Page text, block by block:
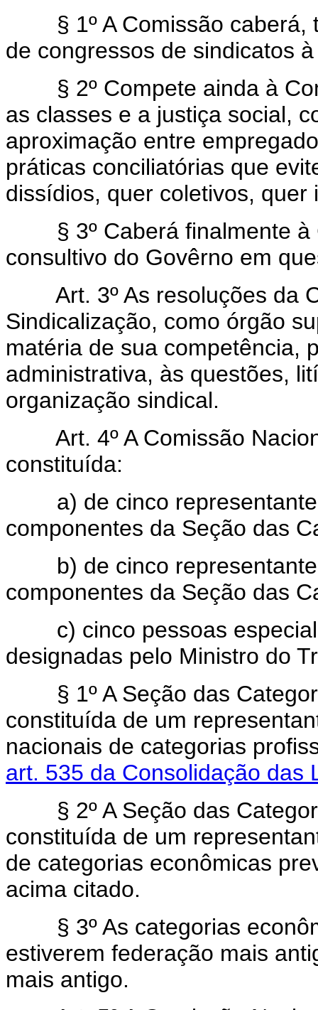
§ 1º A Comissão caberá,
de congressos de sindicatos
§ 2º Compete ainda à
as classes e a justiça social,
aproximação entre
práticas conciliatórias que
dissídios, quer coletivos, quer
§ 3º Caberá finalmente à
consultivo do Govêrno em
Art. 3º As resoluções da
Sindicalização, como órgão
matéria de sua competência,
administrativa, às questões,
organização sindical.
Art. 4º A Comissão
constituída:
a) de cinco
componentes da Seção das
b) de cinco
componentes da Seção das
c) cinco pessoas
designadas pelo Ministro do
§ 1º A Seção das
constituída de um
nacionais de categorias
art. 535 da Consolidação das
§ 2º A Seção das
constituída de um
de categorias econômicas
acima citado.
§ 3º As categorias
estiverem federação mais
mais antigo.